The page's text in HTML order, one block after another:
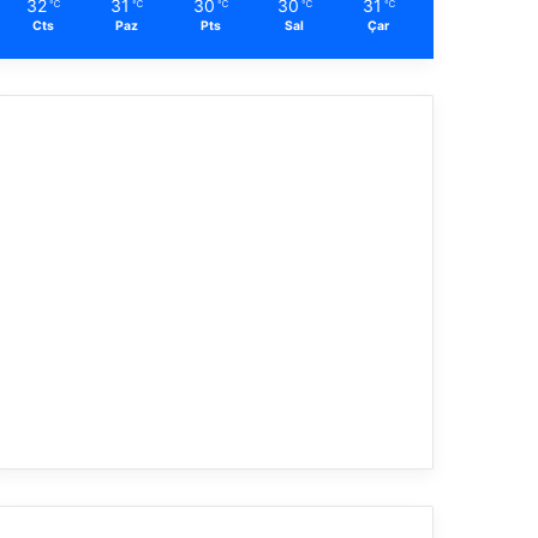
32 ℃
Cts
31 ℃
Paz
30 ℃
Pts
30 ℃
Sal
31 ℃
Çar